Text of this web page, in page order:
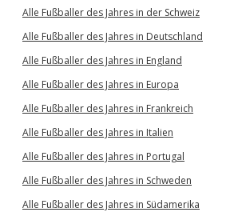
Alle Fußballer des Jahres in der Schweiz
Alle Fußballer des Jahres in Deutschland
Alle Fußballer des Jahres in England
Alle Fußballer des Jahres in Europa
Alle Fußballer des Jahres in Frankreich
Alle Fußballer des Jahres in Italien
Alle Fußballer des Jahres in Portugal
Alle Fußballer des Jahres in Schweden
Alle Fußballer des Jahres in Südamerika